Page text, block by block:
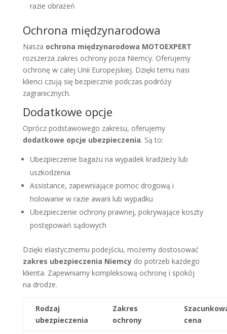
razie obrażeń
Ochrona międzynarodowa
Nasza ochrona międzynarodowa MOTOEXPERT
rozszerza zakres ochrony poza Niemcy. Oferujemy
ochronę w całej Unii Europejskiej. Dzięki temu nasi
klienci czują się bezpiecznie podczas podróży
zagranicznych.
Dodatkowe opcje
Oprócz podstawowego zakresu, oferujemy
dodatkowe opcje ubezpieczenia. Są to:
Ubezpieczenie bagażu na wypadek kradzieży lub
uszkodzenia
Assistance, zapewniające pomoc drogową i
holowanie w razie awarii lub wypadku
Ubezpieczenie ochrony prawnej, pokrywające koszty
postępowań sądowych
Dzięki elastycznemu podejściu, możemy dostosować
zakres ubezpieczenia Niemcydo potrzeb każdego
klienta. Zapewniamy kompleksową ochronę i spokój
na drodze.
Rodzaj
ubezpieczenia
Zakres
ochrony
cena